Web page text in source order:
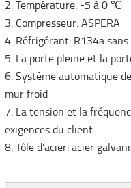
2. Température: -5 à 0 ℃
3. Compresseur: ASPERA
4. Réfrigérant: R134a sans
5. La porte pleine et la
6. Système automatique
mur froid
7. La tension et la
exigences du client
8. Tôle d'acier: acier